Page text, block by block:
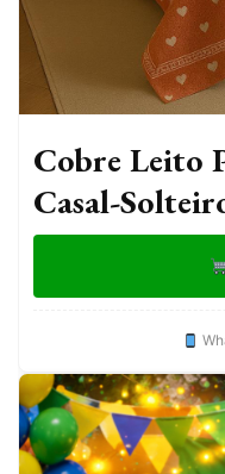
Cobre Leito
Casal-
CUSTO